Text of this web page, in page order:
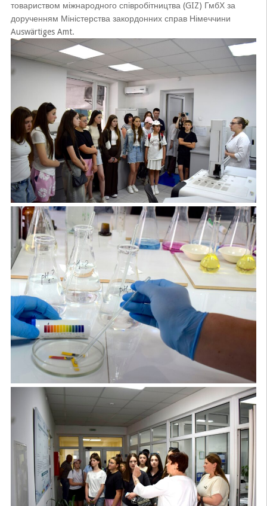
товариством міжнародного співробітництва (GIZ) ГмбХ за
дорученням Міністерства закордонних справ Німеччини
Auswärtiges Amt.